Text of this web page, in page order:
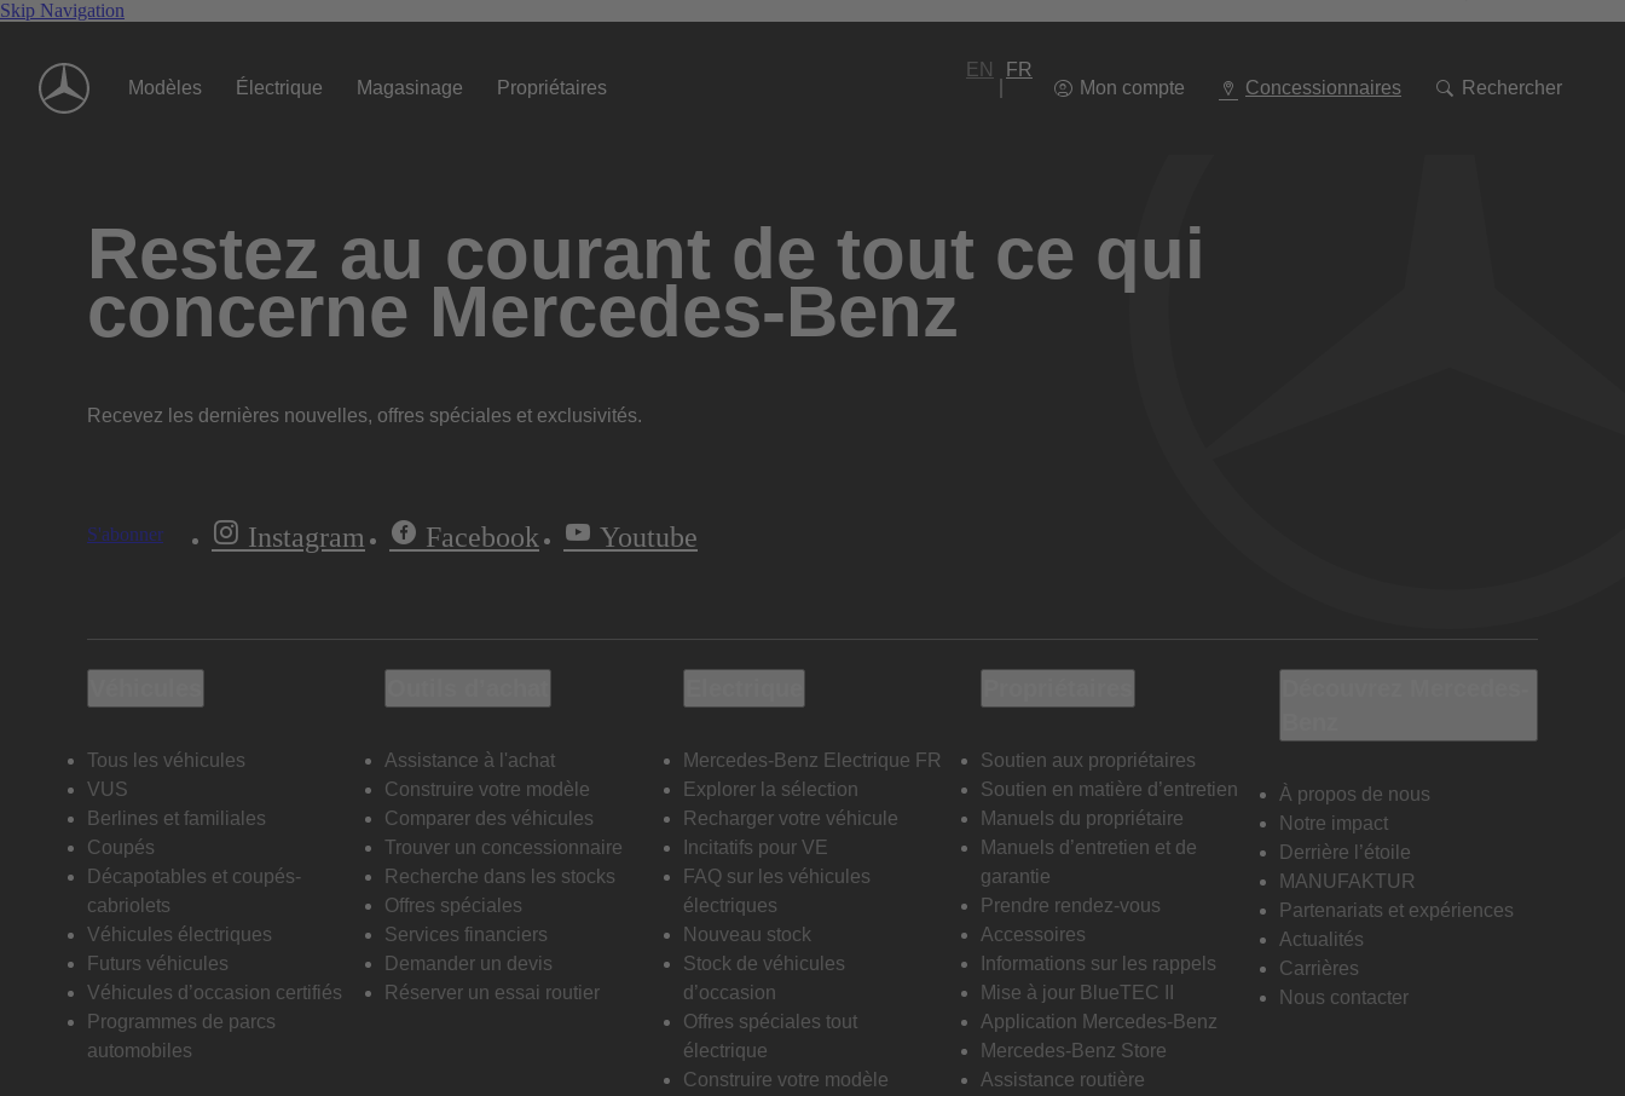
Skip Navigation
Modèles Électrique Magasinage Propriétaires
EN
FR
Mon compte
Concessionnaires Rechercher
à
Restez au courant de tout ce qui
concerne Mercedes-Benz
Recevez les dernières nouvelles, offres spéciales et exclusivités.
S'abonner Instagram Facebook Youtube
Tous les véhicules
VUS
Berlines et familiales
Coupés
Décapotables et coupés-
cabriolets
Véhicules électriques
Futurs véhicules
Véhicules d’occasion certifiés
Programmes de parcs
automobiles
Assistance à l'achat
Construire votre modèle
Comparer des véhicules
Trouver un concessionnaire
Recherche dans les stocks
Offres spéciales
Services financiers
Demander un devis
Réserver un essai routier
Mercedes-Benz Electrique FR
Explorer la sélection
Recharger votre véhicule
Incitatifs pour VE
FAQ sur les véhicules
électriques
Nouveau stock
Stock de véhicules
d’occasion
Offres spéciales tout
électrique
Construire votre modèle
Soutien aux propriétaires
Soutien en matière d’entretien
Manuels du propriétaire
Manuels d’entretien et de
garantie
Prendre rendez-vous
Accessoires
Informations sur les rappels
Mise à jour BlueTEC II
Application Mercedes-Benz
Mercedes-Benz Store
Assistance routière
À propos de nous
Notre impact
Derrière l’étoile
MANUFAKTUR
Partenariats et expériences
Actualités
Carrières
Nous contacter